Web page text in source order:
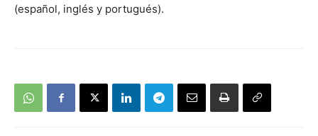
(español, inglés y portugués).